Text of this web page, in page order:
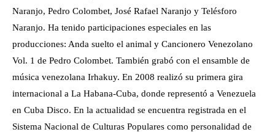
Naranjo, Pedro Colombet, José Rafael Naranjo y Telésforo
Naranjo. Ha tenido participaciones especiales en las
producciones: Anda suelto el animal y Cancionero Venezolano
Vol. 1 de Pedro Colombet. También grabó con el ensamble de
música venezolana Irhakuy. En 2008 realizó su primera gira
internacional a La Habana-Cuba, donde representó a Venezuela
en Cuba Disco. En la actualidad se encuentra registrada en el
Sistema Nacional de Culturas Populares como personalidad de